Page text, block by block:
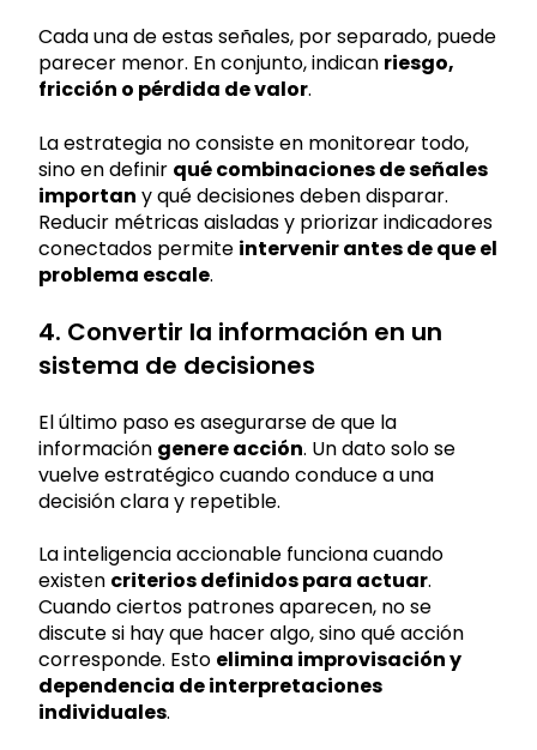
Cada una de estas señales, por separado, puede
parecer menor. En conjunto, indican riesgo,
fricción o pérdida de valor.
La estrategia no consiste en monitorear todo,
sino en definir qué combinaciones de señales
importan y qué decisiones deben disparar.
Reducir métricas aisladas y priorizar indicadores
conectados permite intervenir antes de que el
problema escale.
4. Convertir la información en un
sistema de decisiones
El último paso es asegurarse de que la
información genere acción. Un dato solo se
vuelve estratégico cuando conduce a una
decisión clara y repetible.
La inteligencia accionable funciona cuando
existen criterios definidos para actuar.
Cuando ciertos patrones aparecen, no se
discute si hay que hacer algo, sino qué acción
corresponde. Esto elimina improvisación y
dependencia de interpretaciones
individuales.